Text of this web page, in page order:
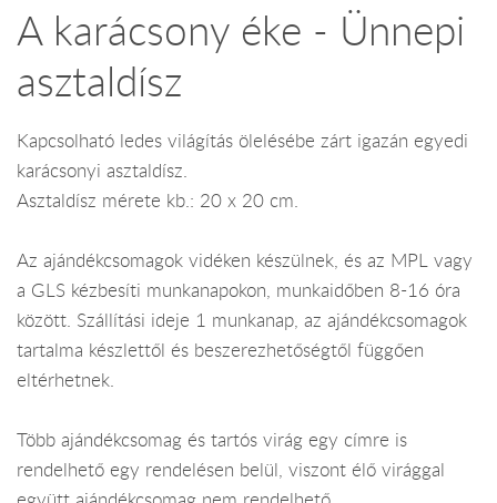
A karácsony éke - Ünnepi
asztaldísz
Kapcsolható ledes világítás ölelésébe zárt igazán egyedi
karácsonyi asztaldísz.
Asztaldísz mérete kb.: 20 x 20 cm.
Az ajándékcsomagok vidéken készülnek, és az MPL vagy
a GLS kézbesíti munkanapokon, munkaidőben 8-16 óra
között. Szállítási ideje 1 munkanap, az ajándékcsomagok
tartalma készlettől és beszerezhetőségtől függően
eltérhetnek.
Több ajándékcsomag és tartós virág egy címre is
rendelhető egy rendelésen belül, viszont élő virággal